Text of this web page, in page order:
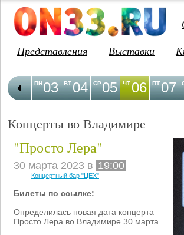
Представления
Выставки
03
ПН 04
ВТ 05
СР 06
ЧТ 07
ПТ
Концерты во Владимире
"Просто Лера"
30 марта 2023 в 19:00
Концертный бар "ЦЕХ"
Билеты по ссылке:
Определилась новая дата концерта –
Просто Лера во Владимире 30 марта.